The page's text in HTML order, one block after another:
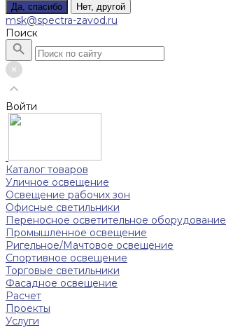
Да, спасибо Нет, другой
msk@spectra-zavod.ru
Поиск
Войти
Каталог товаров
Уличное освещение
Освещение рабочих зон
Офисные светильники
Переносное осветительное оборудование
Промышленное освещение
Ригельное/Мачтовое освещение
Спортивное освещение
Торговые светильники
Фасадное освещение
Расчет
Проекты
Услуги